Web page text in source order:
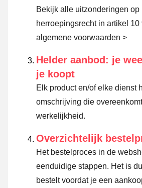
Bekijk alle uitzonderingen op
herroepingsrecht in artikel 10
algemene voorwaarden >
Helder aanbod: je
je koopt
Elk product en/of elke dienst
omschrijving die
werkelijkheid.
Overzichtelijk
Het bestelproces in de
eenduidige stappen. Het is
bestelt voordat je een